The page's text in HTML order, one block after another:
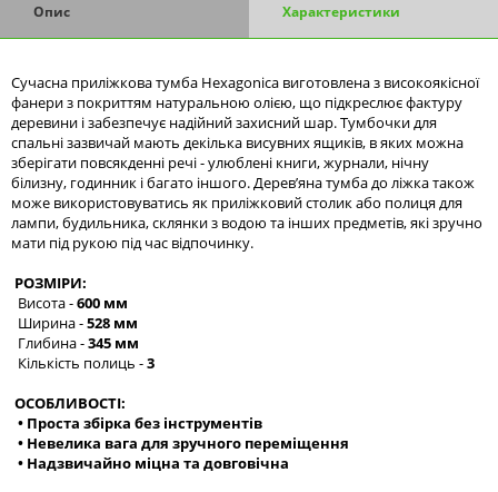
Опис Характеристики
Сучасна приліжкова тумба Hexagonica виготовлена з високоякісної
фанери з покриттям натуральною олією, що підкреслює фактуру
деревини і забезпечує надійний захисний шар. Тумбочки для
спальні зазвичай мають декілька висувних ящиків, в яких можна
зберігати повсякденні речі - улюблені книги, журнали, нічну
білизну, годинник і багато іншого. Дерев’яна тумба до ліжка також
може використовуватись як приліжковий столик або полиця для
лампи, будильника, склянки з водою та інших предметів, які зручно
мати під рукою під час відпочинку.
РОЗМІРИ:
Висота -600 мм
Ширина -528 мм
Глибина -345 мм
Кількість полиць -3
ОСОБЛИВОСТІ:
• Проста збірка без інструментів
• Невелика вага для зручного переміщення
• Надзвичайно міцна та довговічна